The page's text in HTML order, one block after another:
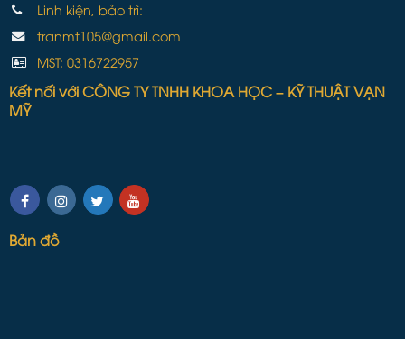
Linh kiện, bảo trì:
tranmt105@gmail.com
MST: 0316722957
Kết nối với CÔNG TY TNHH KHOA HỌC – KỸ THUẬT VẠN
MỸ
Bản đồ